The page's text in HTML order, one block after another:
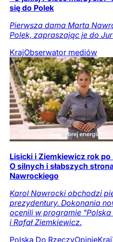
się do Polek
Pierwsza dama Marta
Polek, zapraszając je do
KrajObserwator mediów
Lisicki i Ziemkiewicz rok
O silnych i słabszych
Nawrockiego
Karol Nawrocki obchodzi
prezydentury. Dokonania
ocenili w programie "Polska
i Rafał Ziemkiewicz.
Polska Do RzeczyOpinieKraj